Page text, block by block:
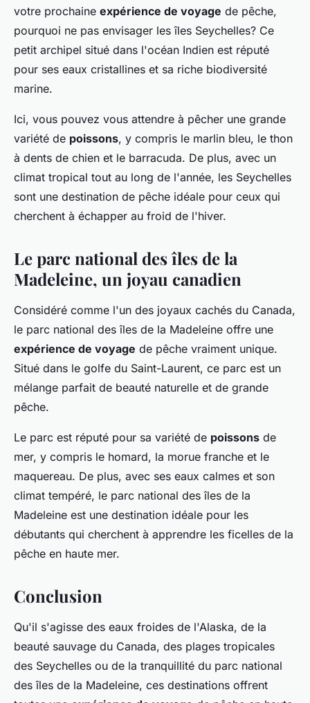
votre prochaine expérience de voyage de pêche,
pourquoi ne pas envisager les îles Seychelles? Ce
petit archipel situé dans l'océan Indien est réputé
pour ses eaux cristallines et sa riche biodiversité
marine.
Ici, vous pouvez vous attendre à pêcher une grande
variété de poissons, y compris le marlin bleu, le thon
à dents de chien et le barracuda. De plus, avec un
climat tropical tout au long de l'année, les Seychelles
sont une destination de pêche idéale pour ceux qui
cherchent à échapper au froid de l'hiver.
Le parc national des îles de la
Madeleine, un joyau canadien
Considéré comme l'un des joyaux cachés du Canada,
le parc national des îles de la Madeleine offre une
expérience de voyage de pêche vraiment unique.
Situé dans le golfe du Saint-Laurent, ce parc est un
mélange parfait de beauté naturelle et de grande
pêche.
Le parc est réputé pour sa variété de poissons de
mer, y compris le homard, la morue franche et le
maquereau. De plus, avec ses eaux calmes et son
climat tempéré, le parc national des îles de la
Madeleine est une destination idéale pour les
débutants qui cherchent à apprendre les ficelles de la
pêche en haute mer.
Conclusion
Qu'il s'agisse des eaux froides de l'Alaska, de la
beauté sauvage du Canada, des plages tropicales
des Seychelles ou de la tranquillité du parc national
des îles de la Madeleine, ces destinations offrent